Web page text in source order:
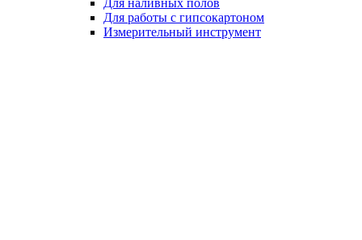
Для наливных полов
Для работы с гипсокартоном
Измерительный инструмент